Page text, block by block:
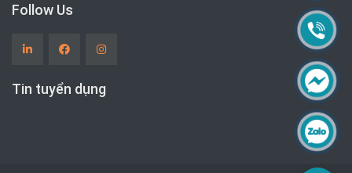
Follow Us
Tin tuyển dụng